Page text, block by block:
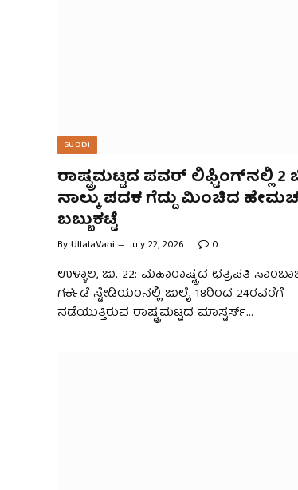
SUDDI
ರಾಷ್ಟ್ರಮಟ್ಟದ ಪವರ್ ಲಿಫ್ಟಿಂಗ್‌ನಲ್ಲಿ 2
ನಾಲ್ಕು ಪದಕ ಗೆದ್ದು ಮಿಂಚಿದ
ಬಬ್ಬುಕಟ್ಟೆ
ByUllalaVani July 22, 2026 0
ಉಳ್ಳಾಲ, ಜು. 22: ಮಹಾರಾಷ್ಟ್ರದ ಛತ್ರಪತಿ
ಗರ್ಕಡೆ ಸ್ಟೇಡಿಯಂನಲ್ಲಿ ಜುಲೈ 18ರಿಂದ 24ರವರೆಗೆ
ನಡೆಯುತ್ತಿರುವ ರಾಷ್ಟ್ರಮಟ್ಟದ ಮಾಸ್ಟರ್ಸ್…